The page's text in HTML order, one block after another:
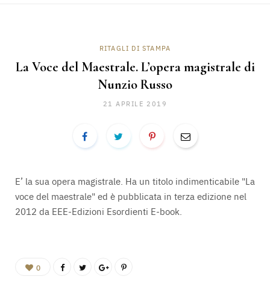
RITAGLI DI STAMPA
La Voce del Maestrale. L’opera magistrale di
Nunzio Russo
21 APRILE 2019
E’ la sua opera magistrale. Ha un titolo indimenticabile "La
voce del maestrale" ed è pubblicata in terza edizione nel
2012 da EEE-Edizioni Esordienti E-book.
0